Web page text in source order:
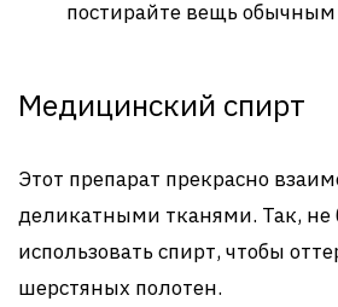
постирайте вещь обычным
Медицинский спирт
Этот препарат прекрасно
деликатными тканями. Так, не
использовать спирт, чтобы
шерстяных полотен.